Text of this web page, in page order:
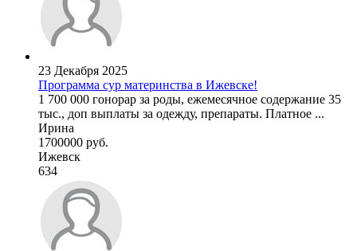
23 Декабря 2025
Программа сур материнства в Ижевске!
1 700 000 гонорар за роды, ежемесячное содержание 35
тыс., доп выплаты за одежду, препараты. Платное ...
Ирина
1700000 руб.
Ижевск
634